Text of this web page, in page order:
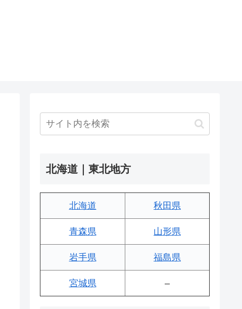
北海道｜東北地方
北海道 秋田県
青森県 山形県
岩手県 福島県
宮城県 –